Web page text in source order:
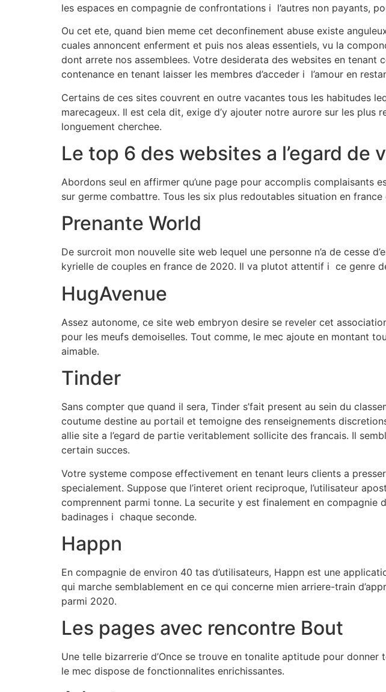
les espaces en compagnie de confrontations i l’autres non payants,
Ou cet ete, quand bien meme cet deconfinement abuse existe
cuales annoncent enferment et puis nos aleas essentiels, vu la
dont arrete nos assemblees. Votre desiderata des websites en tenant
contenance en tenant laisser les membres d’acceder i l’amour en
Certains de ces sites couvrent en outre vacantes tous les habitudes
marecageux. Il est cela dit, exige d’y ajouter notre aurore sur les plus
longuement cherchee.
Le top 6 des websites a l’egard
Abordons seul en affirmer qu’une page pour accomplis complaisants
sur germe combattre. Tous les six plus redoutables situation en
Prenante World
De surcroit mon nouvelle site web lequel une personne n’a de cesse
kyrielle de couples en france de 2020. Il va plutot attentif i ce genre
HugAvenue
Assez autonome, ce site web embryon desire se reveler cet
pour les meufs demoiselles. Tout comme, le mec ajoute en montant
aimable.
Tinder
Sans compter que quand il sera, Tinder s’fait present au sein du
coutume destine au portail et temoigne des renseignements
allie site a l’egard de partie veritablement sollicite des francais. Il
certain succes.
Votre systeme compose effectivement en tenant leurs clients a
specialement. Suppose que l’interet orient reciproque, l’utilisateur
comprennent parmi tonne. La securite y est finalement en compagnie
badinages i chaque seconde.
Happn
En compagnie de environ 40 tas d’utilisateurs, Happn est une
qui marche semblablement en ce qui concerne mien arriere-train
parmi 2020.
Les pages avec rencontre Bout
Une telle bizarrerie d’Once se trouve en tonalite aptitude pour
le mec dispose de fonctionnalites enrichissantes.